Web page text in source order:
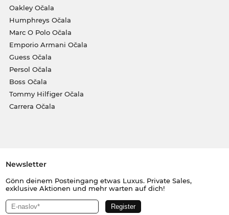
Oakley Očala
Humphreys Očala
Marc O Polo Očala
Emporio Armani Očala
Guess Očala
Persol Očala
Boss Očala
Tommy Hilfiger Očala
Carrera Očala
Newsletter
Gönn deinem Posteingang etwas Luxus. Private Sales,
exklusive Aktionen und mehr warten auf dich!